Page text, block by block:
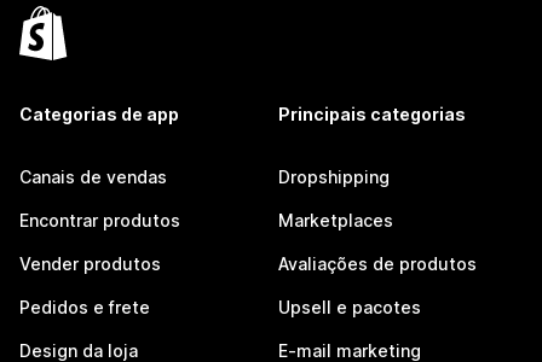
Categorias de app
Canais de vendas
Encontrar produtos
Vender produtos
Pedidos e frete
Design da loja
Principais categorias
Dropshipping
Marketplaces
Avaliações de produtos
Upsell e pacotes
E-mail marketing